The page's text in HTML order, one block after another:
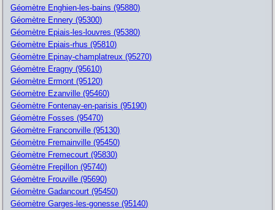
Géomètre Enghien-les-bains (95880)
Géomètre Ennery (95300)
Géomètre Epiais-les-louvres (95380)
Géomètre Epiais-rhus (95810)
Géomètre Epinay-champlatreux (95270)
Géomètre Eragny (95610)
Géomètre Ermont (95120)
Géomètre Ezanville (95460)
Géomètre Fontenay-en-parisis (95190)
Géomètre Fosses (95470)
Géomètre Franconville (95130)
Géomètre Fremainville (95450)
Géomètre Fremecourt (95830)
Géomètre Frepillon (95740)
Géomètre Frouville (95690)
Géomètre Gadancourt (95450)
Géomètre Garges-les-gonesse (95140)